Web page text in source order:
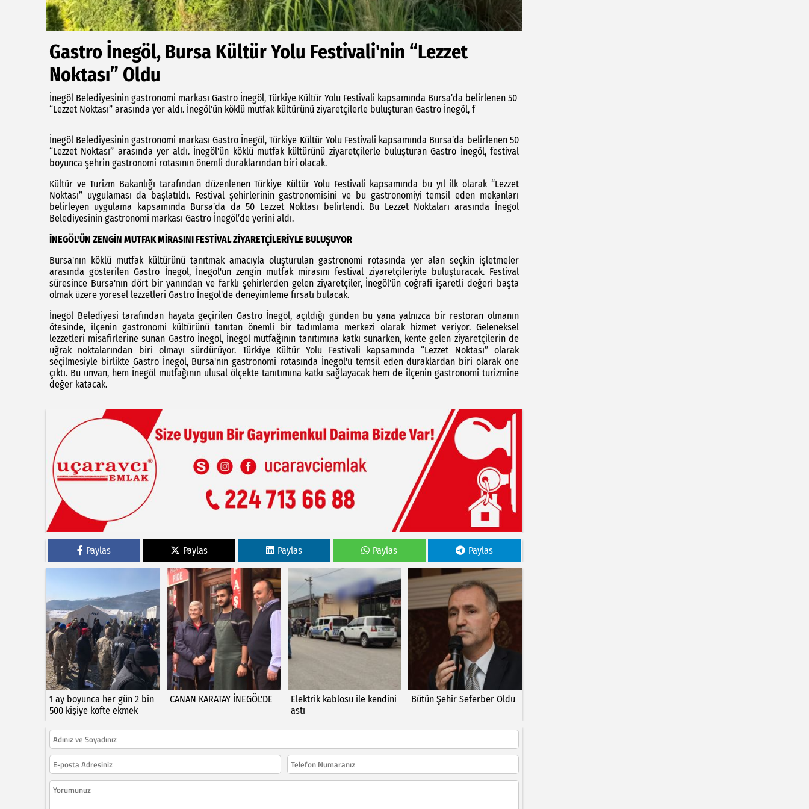
Gastro İnegöl, Bursa Kültür Yolu Festivali'nin “Lezzet
Noktası” Oldu
İnegöl Belediyesinin gastronomi markası Gastro İnegöl, Türkiye Kültür Yolu Festivali kapsamında Bursa’da belirlenen 50
“Lezzet Noktası” arasında yer aldı. İnegöl'ün köklü mutfak kültürünü ziyaretçilerle buluşturan Gastro İnegöl, f
İnegöl Belediyesinin gastronomi markası Gastro İnegöl, Türkiye Kültür Yolu Festivali kapsamında Bursa’da belirlenen 50
“Lezzet Noktası” arasında yer aldı. İnegöl'ün köklü mutfak kültürünü ziyaretçilerle buluşturan Gastro İnegöl, festival
boyunca şehrin gastronomi rotasının önemli duraklarından biri olacak.
Kültür ve Turizm Bakanlığı tarafından düzenlenen Türkiye Kültür Yolu Festivali kapsamında bu yıl ilk olarak “Lezzet
Noktası” uygulaması da başlatıldı. Festival şehirlerinin gastronomisini ve bu gastronomiyi temsil eden mekanları
belirleyen uygulama kapsamında Bursa’da da 50 Lezzet Noktası belirlendi. Bu Lezzet Noktaları arasında İnegöl
Belediyesinin gastronomi markası Gastro İnegöl’de yerini aldı.
İNEGÖL'ÜN ZENGİN MUTFAK MİRASINI FESTİVAL ZİYARETÇİLERİYLE BULUŞUYOR
Bursa'nın köklü mutfak kültürünü tanıtmak amacıyla oluşturulan gastronomi rotasında yer alan seçkin işletmeler
arasında gösterilen Gastro İnegöl, İnegöl'ün zengin mutfak mirasını festival ziyaretçileriyle buluşturacak. Festival
süresince Bursa'nın dört bir yanından ve farklı şehirlerden gelen ziyaretçiler, İnegöl'ün coğrafi işaretli değeri başta
olmak üzere yöresel lezzetleri Gastro İnegöl'de deneyimleme fırsatı bulacak.
İnegöl Belediyesi tarafından hayata geçirilen Gastro İnegöl, açıldığı günden bu yana yalnızca bir restoran olmanın
ötesinde, ilçenin gastronomi kültürünü tanıtan önemli bir tadımlama merkezi olarak hizmet veriyor. Geleneksel
lezzetleri misafirlerine sunan Gastro İnegöl, İnegöl mutfağının tanıtımına katkı sunarken, kente gelen ziyaretçilerin de
uğrak noktalarından biri olmayı sürdürüyor. Türkiye Kültür Yolu Festivali kapsamında “Lezzet Noktası” olarak
seçilmesiyle birlikte Gastro İnegöl, Bursa'nın gastronomi rotasında İnegöl'ü temsil eden duraklardan biri olarak öne
çıktı. Bu unvan, hem İnegöl mutfağının ulusal ölçekte tanıtımına katkı sağlayacak hem de ilçenin gastronomi turizmine
değer katacak.
Paylas Paylas Paylas Paylas Paylas
1 ay boyunca her gün 2 bin
500 kişiye köfte ekmek
CANAN KARATAY İNEGÖL'DE
Elektrik kablosu ile kendini
astı
Bütün Şehir Seferber Oldu